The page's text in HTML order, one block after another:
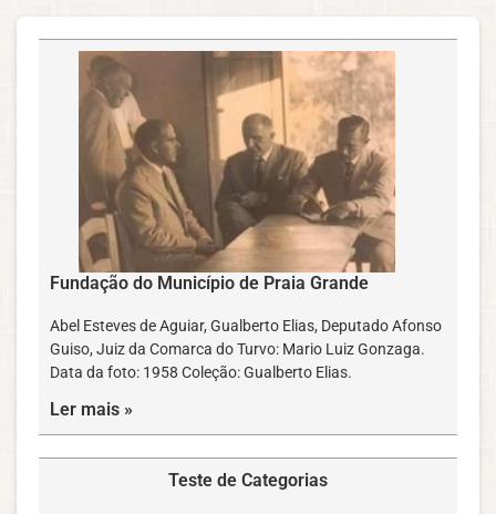
Fundação do Município de Praia Grande
Abel Esteves de Aguiar, Gualberto Elias, Deputado Afonso
Guiso, Juiz da Comarca do Turvo: Mario Luiz Gonzaga.
Data da foto: 1958 Coleção: Gualberto Elias.
Ler mais »
Teste de Categorias